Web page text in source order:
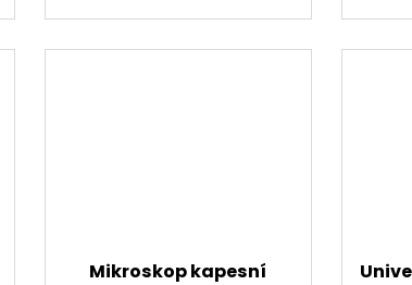
Mikroskop kapesní